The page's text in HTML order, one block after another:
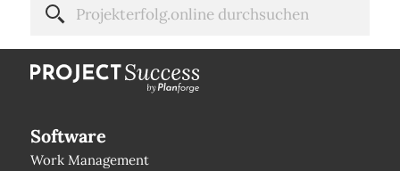
Software
Work Management